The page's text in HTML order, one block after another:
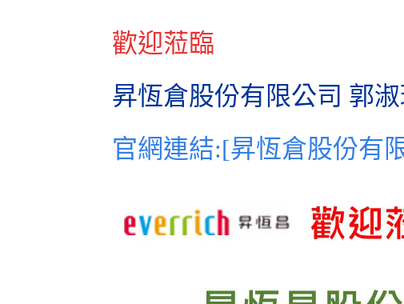
歡迎蒞臨
昇恆倉股份有限公司 郭
官網連結:[昇恆倉股份有